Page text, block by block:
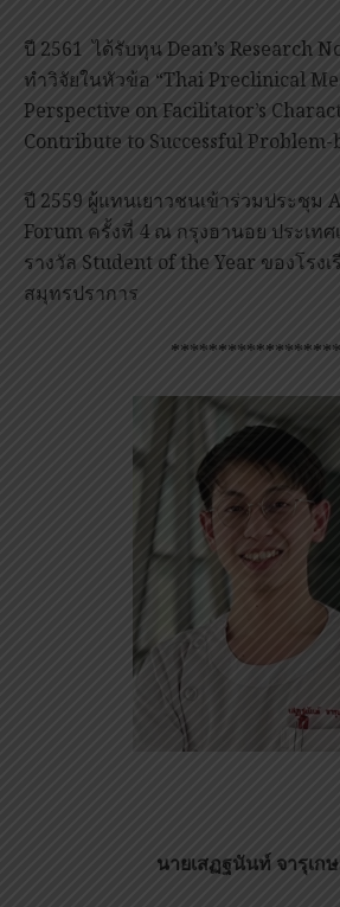
ปี 2561 ได้รับทุน Dean’s Research
ทำวิจัยในหัวข้อ “Thai Preclinical
Perspective on Facilitator’s
Contribute to Successful Problem-
ปี 2559 ผู้แทนเยาวชนเข้าร่วมประชุม
Forum ครั้งที่ 4 ณ กรุงฮานอย ประเทศ
รางวัล Student of the Year ของโรง
สมุทรปราการ
นายเสฏฐนันท์ จารุเก